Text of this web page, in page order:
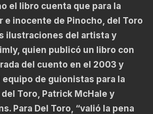
el libro cuenta que para la
e inocente de Pinocho, del Toro
ilustraciones del artista y
quien publicó un libro con
del cuento en el 2003 y
de guionistas para la
Toro, Patrick McHale y
Para Del Toro, “valió la pena